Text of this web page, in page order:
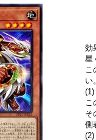
効
星
こ
い。
(1)
こ
そ
側
(2)